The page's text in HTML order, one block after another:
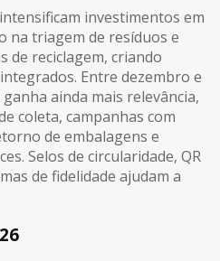
investimentos em
na triagem de resíduos e
de reciclagem, criando
Entre dezembro e
ainda mais relevância,
coleta, campanhas com
de embalagens e
Selos de circularidade, QR
de fidelidade ajudam a